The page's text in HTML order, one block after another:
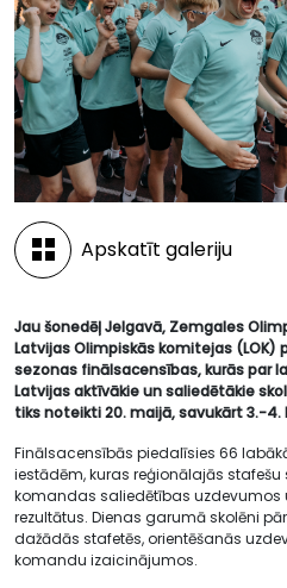
Apskatīt galeriju
Jau šonedēļ Jelgavā, Zemgales
Latvijas Olimpiskās komitejas (LOK)
sezonas finālsacensības, kurās par
Latvijas aktīvākie un saliedētākie
tiks noteikti 20. maijā, savukārt 3.-4.
Finālsacensībās piedalīsies 66
iestādēm, kuras reģionālajās
komandas saliedētības uzdevumos
rezultātus. Dienas garumā skolēni
dažādās stafetēs, orientēšanās
komandu izaicinājumos.